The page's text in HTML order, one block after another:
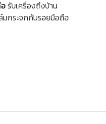
รับเครื่องถึงบ้าน
กระจกกันรอยมือถือ